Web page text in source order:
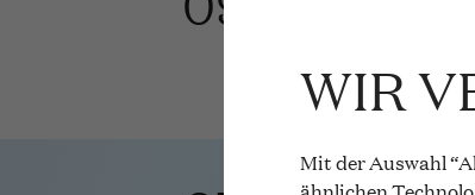
WIR
Mit der Auswahl